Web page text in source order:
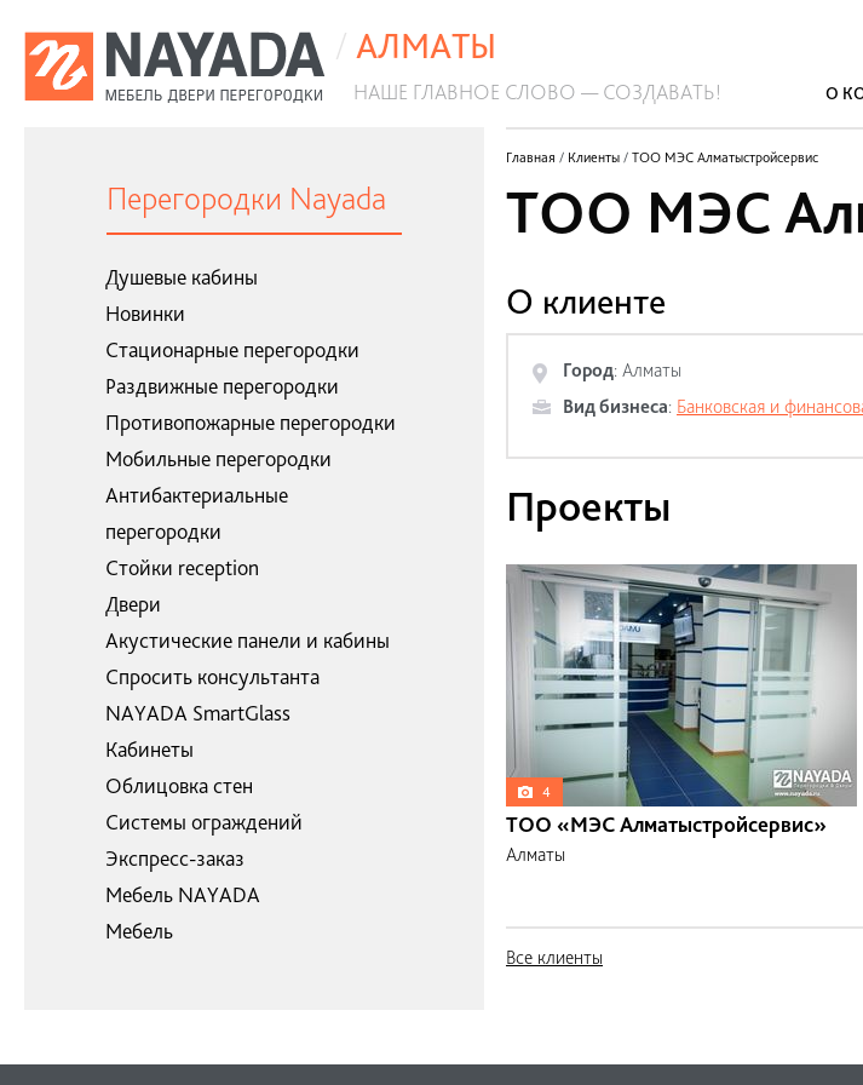
/ АЛМАТЫ
НАШЕ ГЛАВНОЕ СЛОВО — СОЗДАВАТЬ! О
Перегородки Nayada
Душевые кабины
Новинки
Стационарные перегородки
Раздвижные перегородки
Противопожарные перегородки
Мобильные перегородки
Антибактериальные
перегородки
Стойки reception
Двери
Акустические панели и кабины
Спросить консультанта
NAYADA SmartGlass
Кабинеты
Облицовка стен
Системы ограждений
Экспресс-заказ
Мебель NAYADA
Мебель
Главная / Клиенты / ТОО МЭС Алматыстройсервис
ТОО МЭС
О клиенте
Город: Алматы
Вид бизнеса: Банковская и
Проекты
4
ТОО «МЭС Алматыстройсервис»
Алматы
Все клиенты